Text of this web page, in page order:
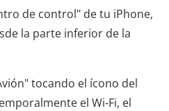
de control" de tu iPhone,
la parte inferior de la
tocando el ícono del
el Wi-Fi, el